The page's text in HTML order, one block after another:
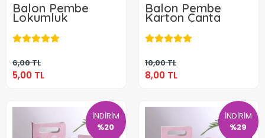
Balon Pembe
Lokumluk
6,00 TL
5,00 TL
5,00 TL
Balon Pembe
Karton Çanta
10,00 TL
8,00 TL
8,00 TL
İNDİRİM
%20
İNDİRİM
%29